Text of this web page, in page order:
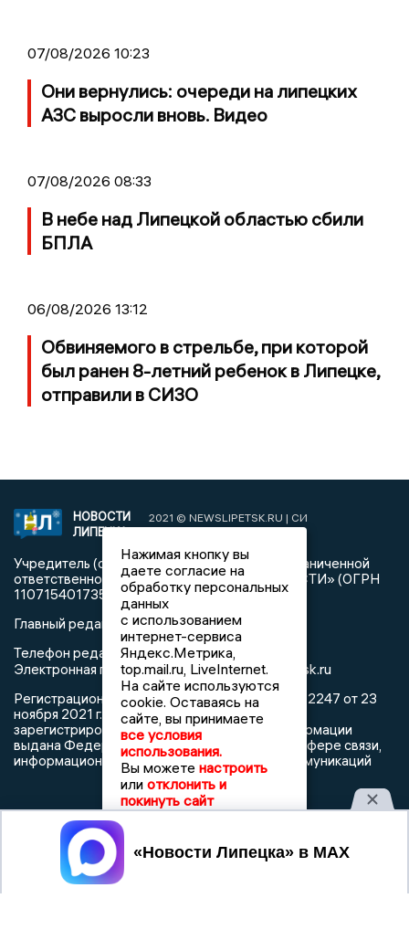
07/08/2026 10:23
Они вернулись: очереди на липецких
АЗС выросли вновь. Видео
07/08/2026 08:33
В небе над Липецкой областью сбили
БПЛА
06/08/2026 13:12
Обвиняемого в стрельбе, при которой
был ранен 8-летний ребенок в Липецке,
отправили в СИЗО
НОВОСТИ
ЛИПЕЦКА
2021 © NEWSLIPETSK.RU | СИ
Учредитель (соучредители): Общество с ограниченной
ответственностью «РЕГИОНАЛЬНЫЕ НОВОСТИ» (ОГРН
1107154017354)
Главный редактор: Герцог Е.Г.
Телефон редакции: +7 903 699 9427
Электронная почта редакции:info@newslipetsk.ru
Регистрационный номер: серия Эл № ФС77-82247 от 23
ноября 2021 г. согласно выписке из реестра
зарегистрированных средств массовой информации
выдана Федеральной службой по надзору в сфере связи,
информационных технологий и массовых коммуникаций
Нажимая кнопку вы
даете согласие на
обработку персональных
данных
с использованием
интернет-сервиса
Яндекс.Метрика,
top.mail.ru, LiveInternet.
На сайте используются
cookie. Оставаясь на
сайте, вы принимаете
все условия
использования.
Вы можете настроить
или отклонить и
покинуть сайт
Принять